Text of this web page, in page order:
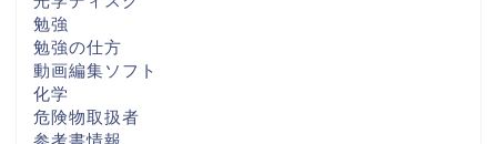
勉強
勉強の仕方
動画編集ソフト
化学
危険物取扱者
参考書情報